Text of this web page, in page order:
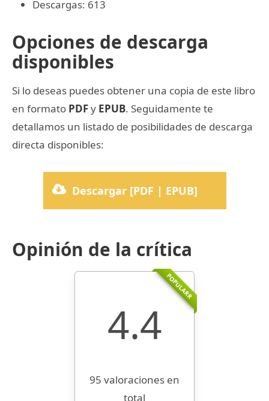
Descargas: 613
Opciones de descarga
disponibles
Si lo deseas puedes obtener una copia de este libro
en formato PDFy EPUB. Seguidamente te
detallamos un listado de posibilidades de descarga
directa disponibles:
Descargar [PDF | EPUB]
Opinión de la crítica
POPULARR
4.4
95 valoraciones en
total